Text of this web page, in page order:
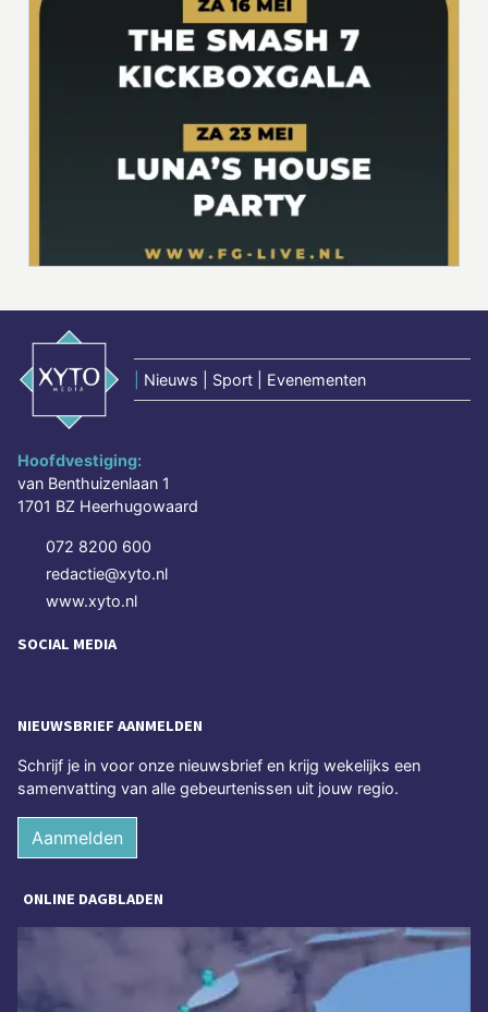
Nieuws | Sport | Evenementen
Hoofdvestiging:
van Benthuizenlaan 1
1701 BZ Heerhugowaard
072 8200 600
redactie@xyto.nl
www.xyto.nl
SOCIAL MEDIA
NIEUWSBRIEF AANMELDEN
Schrijf je in voor onze nieuwsbrief en krijg wekelijks een
samenvatting van alle gebeurtenissen uit jouw regio.
Aanmelden
ONLINE DAGBLADEN